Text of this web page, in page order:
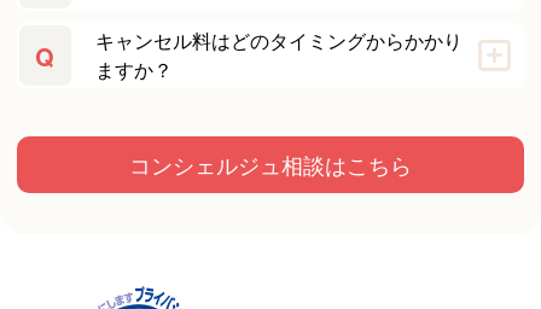
Q
キャンセル料はどのタイミングからかかり
ますか？
コンシェルジュ相談はこちら